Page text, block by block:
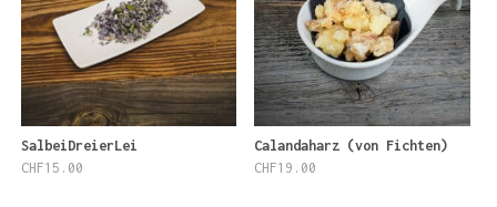
SalbeiDreierLei
CHF15.00
Calandaharz (von Fichten)
CHF19.00